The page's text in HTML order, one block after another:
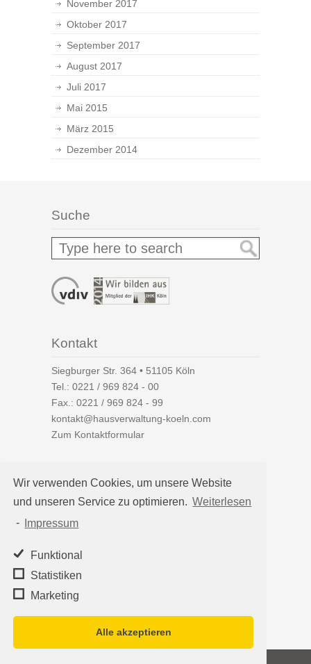
Wir verwenden Cookies, um unsere Website
und unseren Service zu optimieren. Weiterlesen
-
Impressum
Funktional
Statistiken
Marketing
Alle akzeptieren
November 2017
Oktober 2017
September 2017
August 2017
Juli 2017
Mai 2015
März 2015
Dezember 2014
Suche
Kontakt
Siegburger Str. 364 • 51105 Köln
Tel.: 0221 / 969 824 - 00
Fax.: 0221 / 969 824 - 99
kontakt@hausverwaltung-koeln.com
Zum Kontaktformular
Auf einen Blick
Hausverwaltung Köln
Immobilienverwaltung Köln
WEG-Verwaltung
Mietverwaltung
Team